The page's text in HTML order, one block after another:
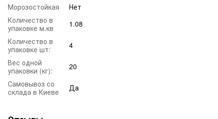
Морозостойкая
Нет
Количество в
упаковке м.кв
1.08
Количество в
упаковке шт:
4
Вес одной
упаковки (кг):
20
Самовывоз со
склада в Киеве
Да